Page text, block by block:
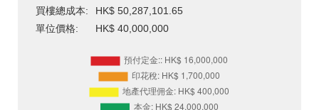
買樓總成本:
HK$ 50,287,101.65
單位價格:
HK$ 40,000,000